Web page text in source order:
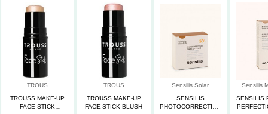
TROUS
TROUSS MAKE-UP
FACE STICK
TROUS
TROUSS MAKE-UP
FACE STICK BLUSH
Sensilis Solar
SENSILIS
PHOTOCORRECTION
Sensilis
SENSILIS